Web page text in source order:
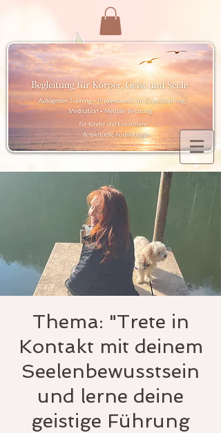
Thema: "Trete in
Kontakt mit deinem
Seelenbewusstsein
und lerne deine
geistige Führung